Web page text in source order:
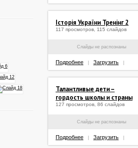
Історія України Тренінг 2
117 просмотров, 115 слайдов
Слайды не распознаны
Подробнее Загрузить
Талантливые дети –
гордость школы и страны
127 просмотров, 86 слайдов
Слайды не распознаны
Подробнее Загрузить